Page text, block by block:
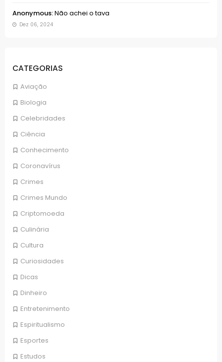
Anonymous:Não achei o tava
Dez 06, 2024
CATEGORIAS
Aviação
Biologia
Celebridades
Ciência
Conhecimento
Coronavírus
Crimes
Crimes Mundo
Criptomoeda
Culinária
Cultura
Curiosidades
Dicas
Dinheiro
Entretenimento
Espiritualismo
Esportes
Estudos